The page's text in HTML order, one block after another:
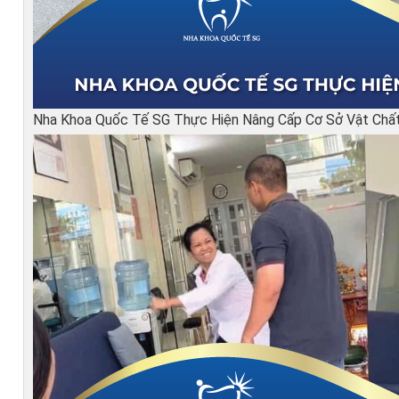
Nha Khoa Quốc Tế SG Thực Hiện Nâng Cấp Cơ Sở Vật